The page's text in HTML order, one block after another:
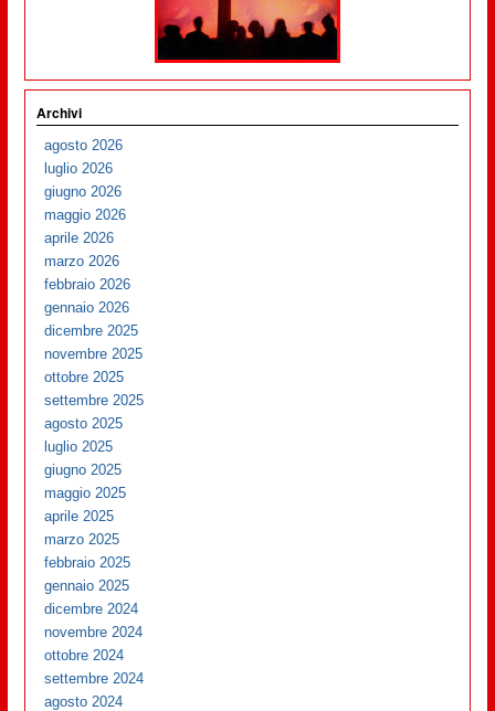
Archivi
agosto 2026
luglio 2026
giugno 2026
maggio 2026
aprile 2026
marzo 2026
febbraio 2026
gennaio 2026
dicembre 2025
novembre 2025
ottobre 2025
settembre 2025
agosto 2025
luglio 2025
giugno 2025
maggio 2025
aprile 2025
marzo 2025
febbraio 2025
gennaio 2025
dicembre 2024
novembre 2024
ottobre 2024
settembre 2024
agosto 2024